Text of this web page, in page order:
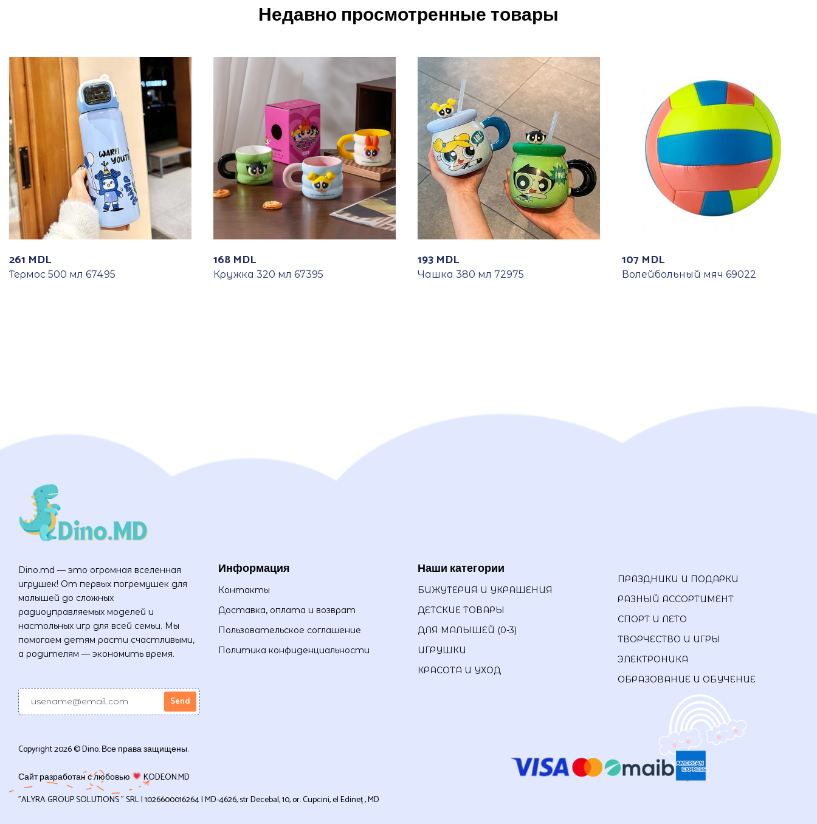
Недавно просмотренные товары
261 MDL
Термос 500 мл 67495
168 MDL
Кружка 320 мл 67395
193 MDL
Чашка 380 мл 72975
107 MDL
Волейбольный мяч 69022
Dino.md — это огромная вселенная
игрушек! От первых погремушек для
малышей до сложных
радиоуправляемых моделей и
настольных игр для всей семьи. Мы
помогаем детям расти счастливыми,
а родителям — экономить время.
Информация
Контакты
Доставка, оплата и возврат
Пользовательское соглашение
Политика конфиденциальности
Наши категории
БИЖУТЕРИЯ И УКРАШЕНИЯ
ДЕТСКИЕ ТОВАРЫ
ДЛЯ МАЛЫШЕЙ (0-3)
ИГРУШКИ
КРАСОТА И УХОД
ПРАЗДНИКИ И ПОДАРКИ
РАЗНЫЙ АССОРТИМЕНТ
СПОРТ И ЛЕТО
ТВОРЧЕСТВО И ИГРЫ
ЭЛЕКТРОНИКА
ОБРАЗОВАНИЕ И ОБУЧЕНИЕ
Copyright 2026 © Dino. Все права защищены.
Сайт разработан с любовью
KODEON.MD
”ALYRA GROUP SOLUTIONS ” SRL | 1026600016264 | MD-4626, str Decebal, 10, or. Cupcini, el Edineț , MD